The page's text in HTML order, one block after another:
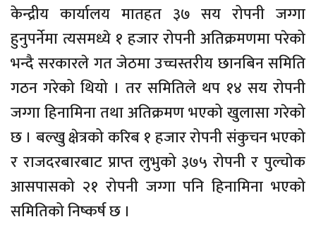
केन्द्रीय कार्यालय मातहत ३७ सय रोपनी जग्गा
हुनुपर्नेमा त्यसमध्ये १ हजार रोपनी अतिक्रमणमा परेको
भन्दै सरकारले गत जेठमा उच्चस्तरीय छानबिन समिति
गठन गरेको थियो । तर समितिले थप १४ सय रोपनी
जग्गा हिनामिना तथा अतिक्रमण भएको खुलासा गरेको
छ । बल्खु क्षेत्रको करिब १ हजार रोपनी संकुचन भएको
र राजदरबारबाट प्राप्त लुभुको ३७५ रोपनी र पुल्चोक
आसपासको २१ रोपनी जग्गा पनि हिनामिना भएको
समितिको निष्कर्ष छ ।